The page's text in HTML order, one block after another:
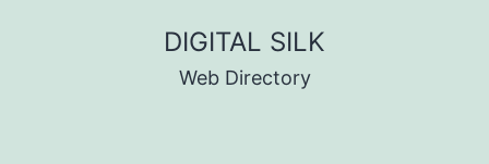
DIGITAL SILK
Web Directory